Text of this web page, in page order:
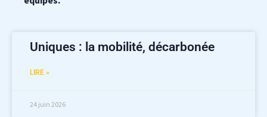
Uniques : la mobilité, décarbonée
LIRE »
24 juin 2026